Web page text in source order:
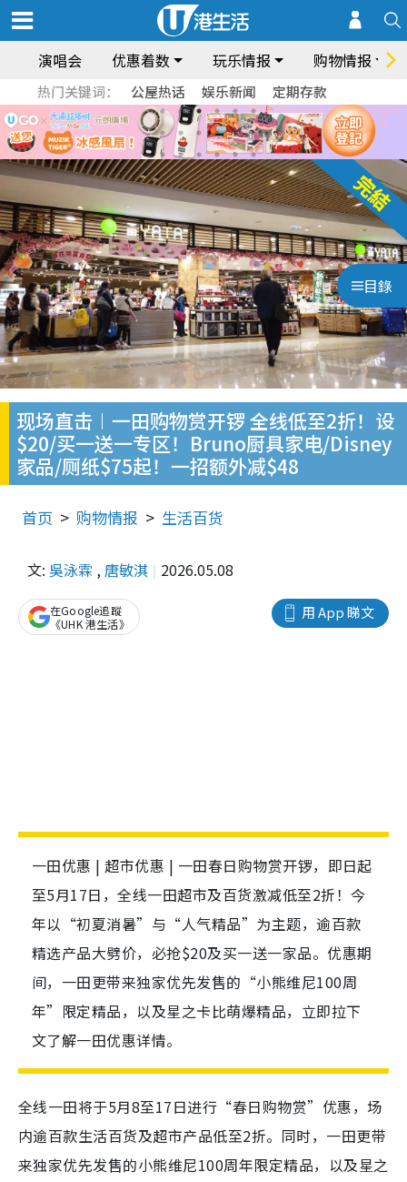
演唱会 优惠着数 玩乐情报 购物情报
热门关键词： 公屋热话 娱乐新闻 定期存款
目錄
现场直击︱一田购物赏开锣 全线低至2折！设
$20/买一送一专区！Bruno厨具家电/Disney
家品/厕纸$75起！一招额外减$48
首页 购物情报 生活百货
文: 吳泳霖 , 唐敏淇 2026.05.08
用 App 睇文
在Google追蹤
《UHK 港生活》
一田优惠 | 超市优惠 | 一田春日购物赏开锣，即日起
至5月17日，全线一田超市及百货激减低至2折！今
年以“初夏消暑”与“人气精品”为主题，逾百款
精选产品大劈价，必抢$20及买一送一家品。优惠期
间，一田更带来独家优先发售的“小熊维尼100周
年”限定精品，以及星之卡比萌爆精品，立即拉下
文了解一田优惠详情。
全线一田将于5月8至17日进行“春日购物赏”优惠，场
内逾百款生活百货及超市产品低至2折。同时，一田更带
来独家优先发售的小熊维尼100周年限定精品，以及星之